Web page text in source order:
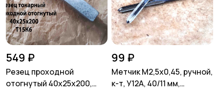
549 ₽
Резец проходной
отогнутый 40х25х200,
99 ₽
Метчик М2,5х0,45, ручной,
к-т, У12А, 40/11 мм,